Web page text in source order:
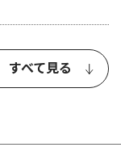
すべて見る